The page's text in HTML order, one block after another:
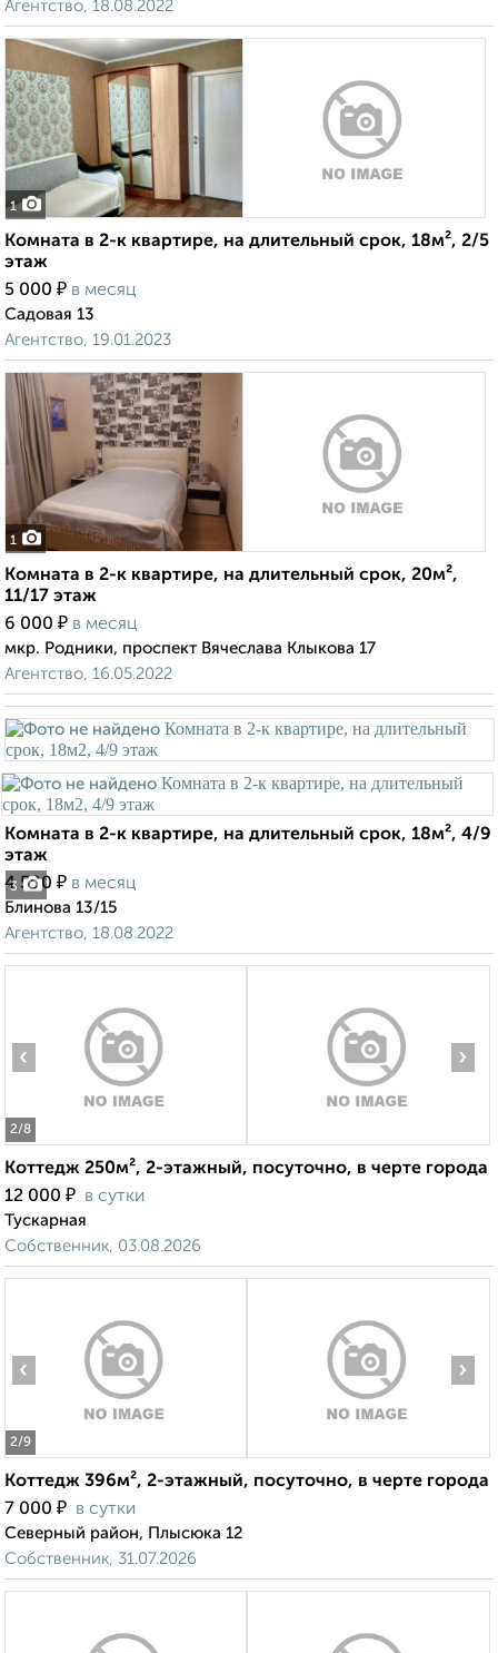
Агентство, 18.08.2022
1
Комната в 2-к квартире, на длительный срок, 18м², 2/5
этаж
5 000 ₽ в месяц
Садовая 13
Агентство, 19.01.2023
1
Комната в 2-к квартире, на длительный срок, 20м²,
11/17 этаж
6 000 ₽ в месяц
мкр. Родники, проспект Вячеслава Клыкова 17
Агентство, 16.05.2022
3
Комната в 2-к квартире, на длительный срок, 18м², 4/9
этаж
4 500 ₽ в месяц
Блинова 13/15
Агентство, 18.08.2022
2/8
‹ ›
Коттедж 250м², 2-этажный, посуточно, в черте города
12 000 ₽ в сутки
Тускарная
Собственник, 03.08.2026
2/9
‹ ›
Коттедж 396м², 2-этажный, посуточно, в черте города
7 000 ₽ в сутки
Северный район, Плысюка 12
Собственник, 31.07.2026